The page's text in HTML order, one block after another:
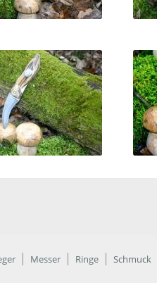
Messer Ringe Schmuck